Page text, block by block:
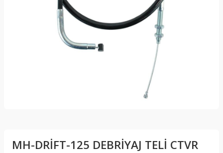
MH-DRİFT-125 DEBRİYAJ TELİ CTVR